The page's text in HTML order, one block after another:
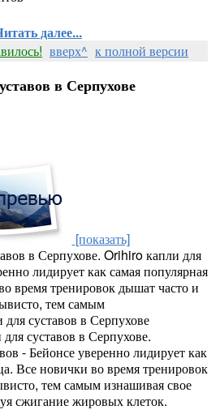
далее...
вверх^ к полной версии
в Серпухове
[показать]
в Серпухове. Orihiro капли для
лидирует как самая популярная
время тренировок дышат часто и
тем самым
суставов в Серпухове
суставов в Серпухове.
- Бейонсе уверенно лидирует как
Все новички во время тренировок
тем самым изнашивая свое
сжигание жировых клеток.